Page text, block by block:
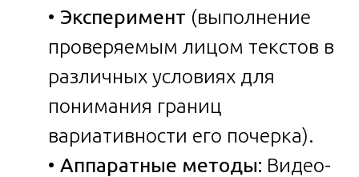
• Эксперимент (выполнение
проверяемым лицом текстов в
различных условиях для
понимания границ
вариативности его почерка).
• Аппаратные методы: Видео-